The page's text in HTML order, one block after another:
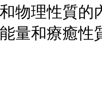
物理性質的
量和療癒性